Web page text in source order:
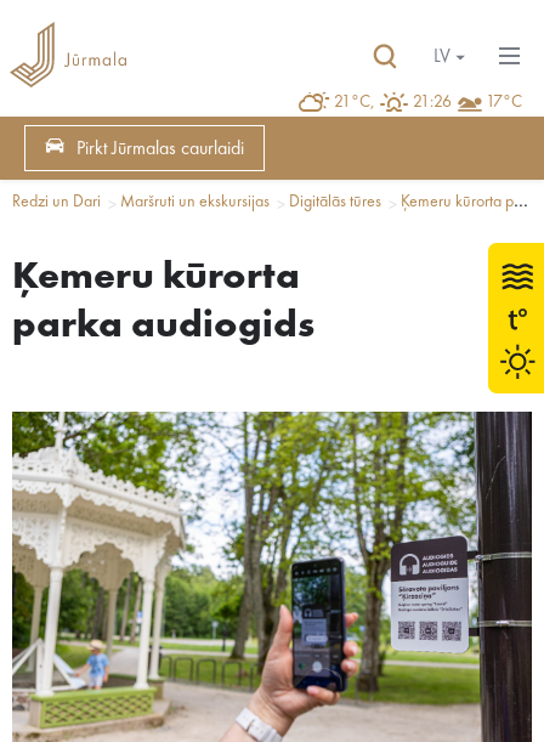
21°C, 21:26 17°C
LV
Pirkt Jūrmalas caurlaidi
Redzi un Dari Maršruti un ekskursijas Digitālās tūres Ķemeru kūrorta parka audiogids
Ķemeru kūrorta
parka audiogids